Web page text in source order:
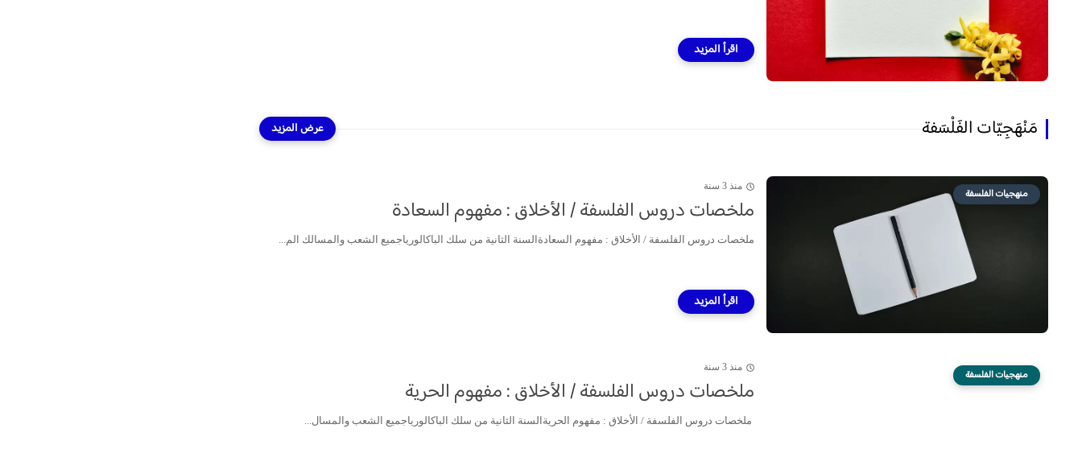
مَنْهَجِيّات الفَلْسَفة
منهجيات الفلسفة منذ 3 سنة
ملخصات دروس الفلسفة / الأخلاق : مفهوم السعادة
ملخصات دروس الفلسفة / الأخلاق : مفهوم السعادةالسنة الثانية من سلك الباكالورياجميع الشعب والمسالك الم...
منهجيات الفلسفة منذ 3 سنة
ملخصات دروس الفلسفة / الأخلاق : مفهوم الحرية
ملخصات دروس الفلسفة / الأخلاق : مفهوم الحريةالسنة الثانية من سلك الباكالورياجميع الشعب والمسال...